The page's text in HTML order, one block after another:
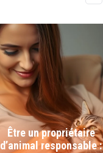
Être un propriétaire
d’animal responsable :